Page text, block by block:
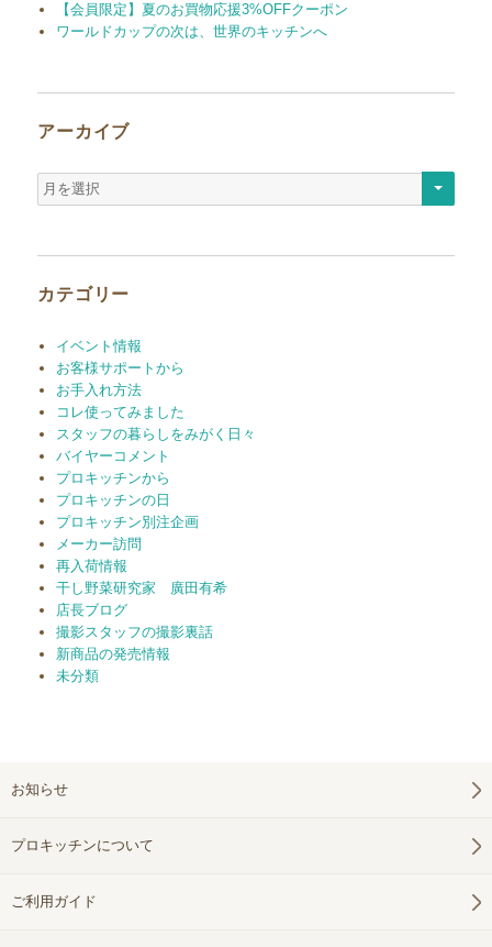
【会員限定】夏のお買物応援3%OFFクーポン
ワールドカップの次は、世界のキッチンへ
アーカイブ
ア
ー
カテゴリー
イベント情報
お客様サポートから
お手入れ方法
コレ使ってみました
スタッフの暮らしをみがく日々
バイヤーコメント
プロキッチンから
プロキッチンの日
プロキッチン別注企画
メーカー訪問
再入荷情報
干し野菜研究家 廣田有希
店長ブログ
撮影スタッフの撮影裏話
新商品の発売情報
未分類
お知らせ
プロキッチンについて
ご利用ガイド